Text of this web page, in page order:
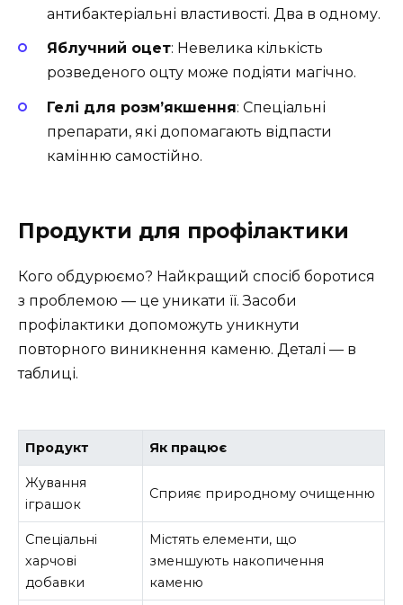
антибактеріальні властивості. Два в одному.
Яблучний оцет: Невелика кількість
розведеного оцту може подіяти магічно.
Гелі для розм’якшення: Спеціальні
препарати, які допомагають відпасти
камінню самостійно.
Продукти для профілактики
Кого обдурюємо? Найкращий спосіб боротися
з проблемою — це уникати її. Засоби
профілактики допоможуть уникнути
повторного виникнення каменю. Деталі — в
таблиці.
Продукт Як працює
Жування
іграшок
Сприяє природному очищенню
Спеціальні
харчові
добавки
Містять елементи, що
зменшують накопичення
каменю